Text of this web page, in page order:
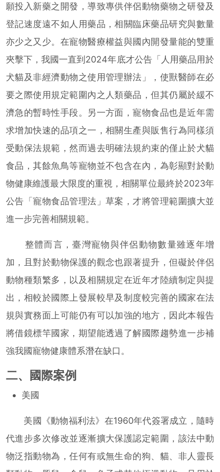
願投入新藥之開發，導致專供伴侶動物藥物之研發及
登記速度遠不如人用藥品，相關臨床藥品研究與數量
亦少之又少。在寵物醫療權益與國內開發量能的雙重
夾擊下，我國一直到2024年底才公告「人用藥品用於
犬貓及非經濟動物之使用管理辦法」，使獸醫師在必
要之際使用規定範圍內之人類藥品，但其仍屬於緩不
濟急的暫時性手段。另一方面，寵物食品也是近年需
求增加快速的品項之一，相關生產與販售行為同樣須
受動保法規範，然而過去明確法規約束的僅止於犬貓
食品，其餘魚鳥等寵物並不包含在內，為彰顯對於動
物健康維護最大限度的重視，相關單位最終於2023年
公告「寵物食品管理法」草案，才將管理範圍擴大並
進一步完善相關規範。
整體而言，臺灣寵物與伴侶動物數量雖逐年增
加，且對於動物保護的觀念也跟著提升，但礙於伴侶
動物種類繁多，以及相關規定在近年才陸續制定與提
出，相較於國際上發展較早及制度較完善的國家在法
規與實務面上可能仍有可以加強的地方，因此本報告
將借鏡標竿國家，期望能透過了解國際趨勢進一步補
強我國寵物健康體系潛在缺口。
二、國際案例
美國
美國《動物福利法》在1960年代簽署成立，隨時
代進步多次修改並逐漸擴大保護認定範圍，該法中動
物泛指動物為，任何有或無生命的狗、貓、非人靈長